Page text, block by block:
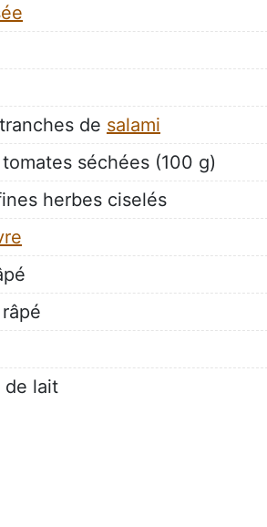
de salami
séchées (100 g)
herbes ciselés
de lait